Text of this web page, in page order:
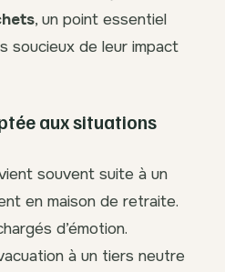
, un point essentiel
soucieux de leur impact
aux situations
souvent suite à un
en maison de retraite.
d’émotion.
à un tiers neutre